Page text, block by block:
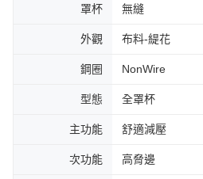
罩杯 無縫
外觀 布料-緹花
鋼圈 NonWire
型態 全罩杯
主功能 舒適減壓
次功能 高脅邊